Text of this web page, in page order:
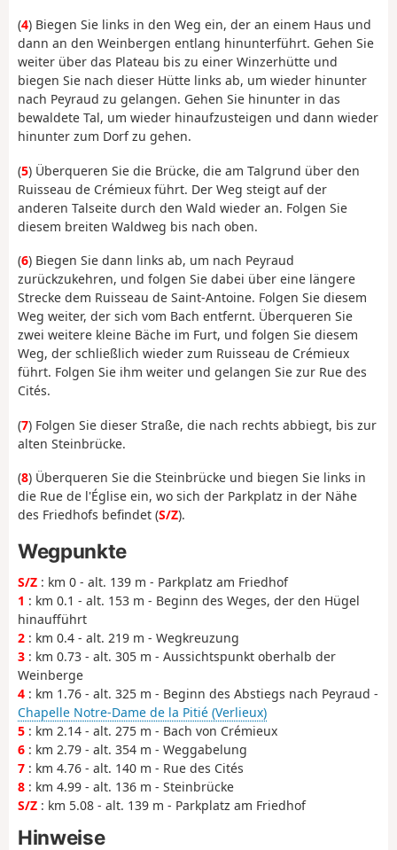
(4) Biegen Sie links in den Weg ein, der an einem Haus und
dann an den Weinbergen entlang hinunterführt. Gehen Sie
weiter über das Plateau bis zu einer Winzerhütte und
biegen Sie nach dieser Hütte links ab, um wieder hinunter
nach Peyraud zu gelangen. Gehen Sie hinunter in das
bewaldete Tal, um wieder hinaufzusteigen und dann wieder
hinunter zum Dorf zu gehen.
(5) Überqueren Sie die Brücke, die am Talgrund über den
Ruisseau de Crémieux führt. Der Weg steigt auf der
anderen Talseite durch den Wald wieder an. Folgen Sie
diesem breiten Waldweg bis nach oben.
(6) Biegen Sie dann links ab, um nach Peyraud
zurückzukehren, und folgen Sie dabei über eine längere
Strecke dem Ruisseau de Saint-Antoine. Folgen Sie diesem
Weg weiter, der sich vom Bach entfernt. Überqueren Sie
zwei weitere kleine Bäche im Furt, und folgen Sie diesem
Weg, der schließlich wieder zum Ruisseau de Crémieux
führt. Folgen Sie ihm weiter und gelangen Sie zur Rue des
Cités.
(7) Folgen Sie dieser Straße, die nach rechts abbiegt, bis zur
alten Steinbrücke.
(8) Überqueren Sie die Steinbrücke und biegen Sie links in
die Rue de l'Église ein, wo sich der Parkplatz in der Nähe
des Friedhofs befindet (S/Z).
Wegpunkte
S/Z : km 0 - alt. 139 m - Parkplatz am Friedhof
1 : km 0.1 - alt. 153 m - Beginn des Weges, der den Hügel
hinaufführt
2 : km 0.4 - alt. 219 m - Wegkreuzung
3 : km 0.73 - alt. 305 m - Aussichtspunkt oberhalb der
Weinberge
4 : km 1.76 - alt. 325 m - Beginn des Abstiegs nach Peyraud -
Chapelle Notre-Dame de la Pitié (Verlieux)
5 : km 2.14 - alt. 275 m - Bach von Crémieux
6 : km 2.79 - alt. 354 m - Weggabelung
7 : km 4.76 - alt. 140 m - Rue des Cités
8 : km 4.99 - alt. 136 m - Steinbrücke
S/Z : km 5.08 - alt. 139 m - Parkplatz am Friedhof
Hinweise